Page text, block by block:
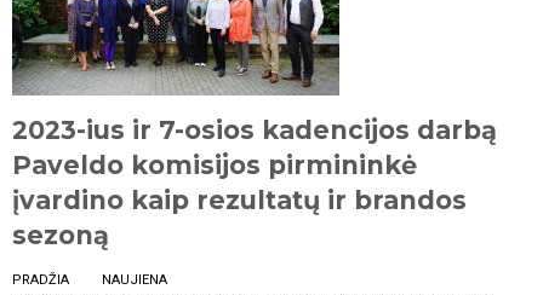
2023-ius ir 7-osios kadencijos darbą
Paveldo komisijos pirmininkė
įvardino kaip rezultatų ir brandos
sezoną
PRADŽIA
NAUJIENA